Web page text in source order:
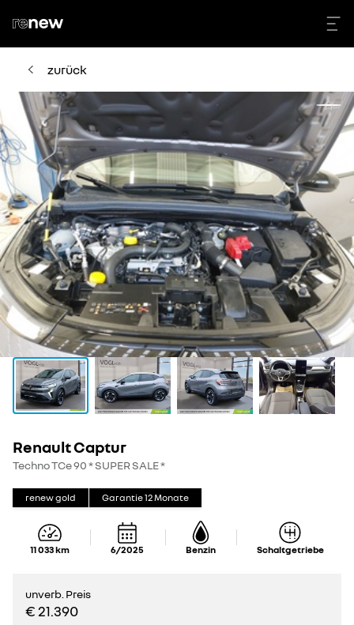
zurück
Renault Captur
Techno TCe 90 * SUPER SALE *
renew gold Garantie12Monate
11 033km 6/2025 Benzin Schaltgetriebe
unverb. Preis
€ 21.390